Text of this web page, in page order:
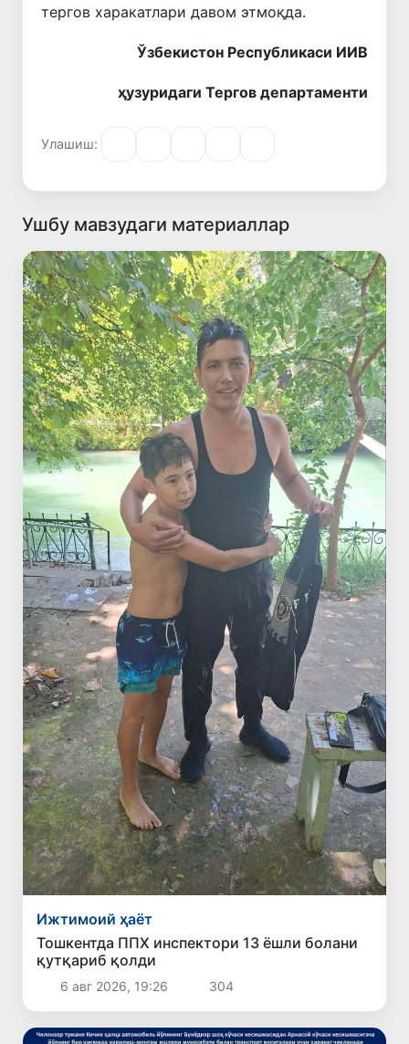
тергов харакатлари давом этмоқда.
Ўзбекистон Республикаси ИИВ
ҳузуридаги Тергов департаменти
Улашиш:
Ушбу мавзудаги материаллар
Ижтимоий ҳаёт
Тошкентда ППХ инспектори 13 ёшли болани
қутқариб қолди
6 авг 2026, 19:26 304